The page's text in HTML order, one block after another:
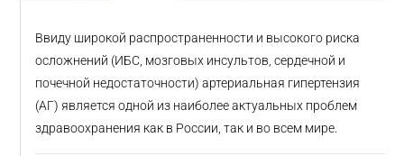
Ввиду широкой распространенности и высокого риска
осложнений (ИБС, мозговых инсультов, сердечной и
почечной недостаточности) артериальная гипертензия
(АГ) является одной из наиболее актуальных проблем
здравоохранения как в России, так и во всем мире.